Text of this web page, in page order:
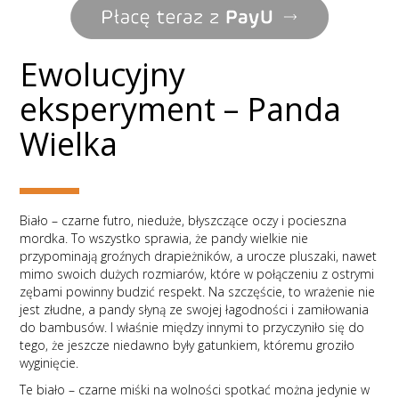
Ewolucyjny
eksperyment – Panda
Wielka
Biało – czarne futro, nieduże, błyszczące oczy i pocieszna
mordka. To wszystko sprawia, że pandy wielkie nie
przypominają groźnych drapieżników, a urocze pluszaki, nawet
mimo swoich dużych rozmiarów, które w połączeniu z ostrymi
zębami powinny budzić respekt. Na szczęście, to wrażenie nie
jest złudne, a pandy słyną ze swojej łagodności i zamiłowania
do bambusów. I właśnie między innymi to przyczyniło się do
tego, że jeszcze niedawno były gatunkiem, któremu groziło
wyginięcie.
Te biało – czarne miśki na wolności spotkać można jedynie w